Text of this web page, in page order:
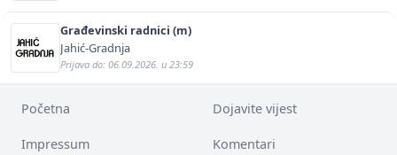
Građevinski radnici (m)
Jahić-Gradnja
Prijava do: 06.09.2026. u 23:59
Početna Dojavite vijest
Impressum Komentari